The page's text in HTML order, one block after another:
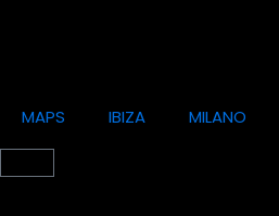
MAPS IBIZA MILANO